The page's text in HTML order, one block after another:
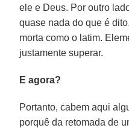
ele e Deus. Por outro
quase nada do que é
morta como o latim.
justamente superar.
E agora?
Portanto, cabem aqui
porquê da retomada de